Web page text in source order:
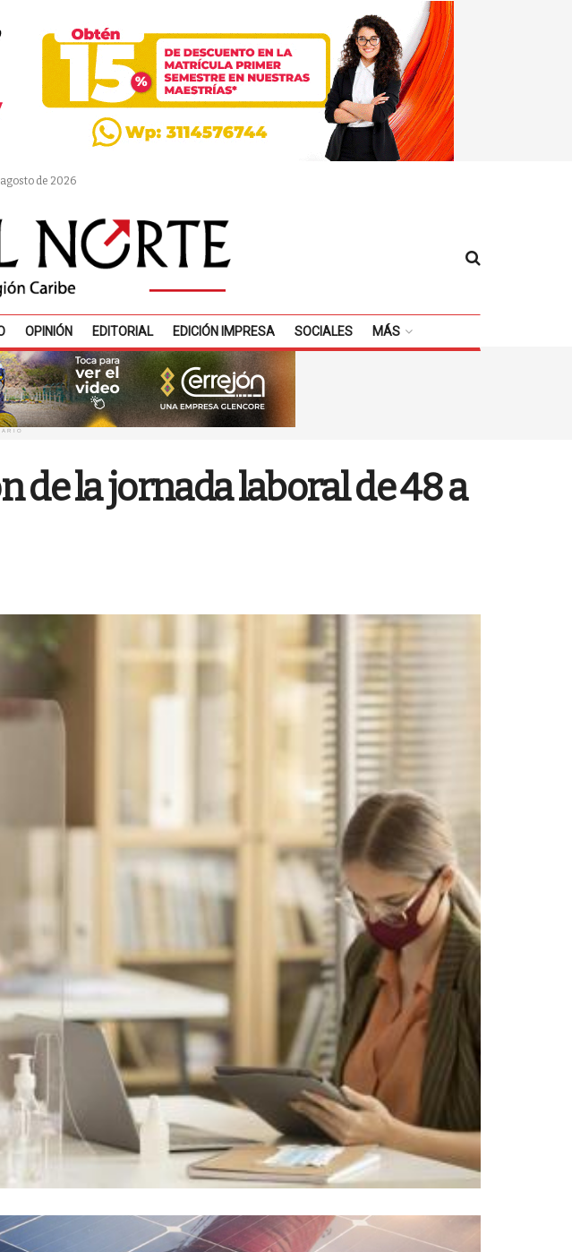
de 2026
OPINIÓN EDITORIAL EDICIÓN IMPRESA SOCIALES MÁS
de la jornada laboral de 48 a